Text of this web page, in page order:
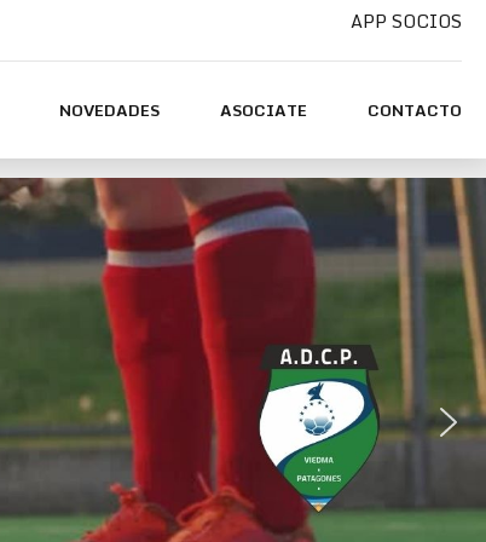
APP SOCIOS
NOVEDADES ASOCIATE CONTACTO